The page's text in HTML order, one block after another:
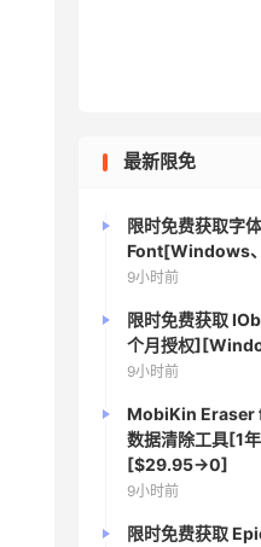
最新限免
限时免费获取字
Font[Windows
9小时前
限时免费获取
个月授权
9小时前
MobiKin Eraser
数据清除工具[1
[$29.95→0]
9小时前
限时免费获取